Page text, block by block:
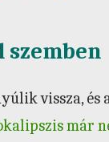
szemben
vissza, és
már